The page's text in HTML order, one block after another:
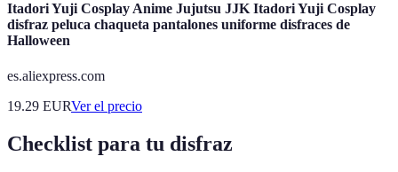
Itadori Yuji Cosplay Anime Jujutsu JJK Itadori Yuji Cosplay
disfraz peluca chaqueta pantalones uniforme disfraces de
Halloween
es.aliexpress.com
19.29 EURVer el precio
Checklist para tu disfraz